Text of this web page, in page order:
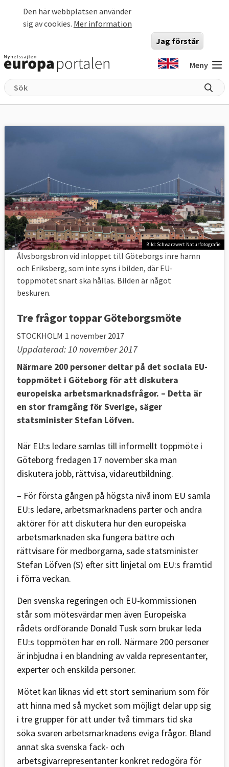
Den här webbplatsen använder
sig av cookies. Mer information
Jag förstår
Meny
Bild: Schwarzwert Naturfotografie
Älvsborgsbron vid inloppet till Göteborgs inre hamn
och Eriksberg, som inte syns i bilden, där EU-
toppmötet snart ska hållas. Bilden är något
beskuren.
Tre frågor toppar Göteborgsmöte
STOCKHOLM 1 november 2017
Uppdaterad: 10 november 2017
Närmare 200 personer deltar på det sociala EU-
toppmötet i Göteborg för att diskutera
europeiska arbetsmarknadsfrågor. – Detta är
en stor framgång för Sverige, säger
statsminister Stefan Löfven.
När EU:s ledare samlas till informellt toppmöte i
Göteborg fredagen 17 november ska man
diskutera jobb, rättvisa, vidareutbildning.
– För första gången på högsta nivå inom EU samla
EU:s ledare, arbetsmarknadens parter och andra
aktörer för att diskutera hur den europeiska
arbetsmarknaden ska fungera bättre och
rättvisare för medborgarna, sade statsminister
Stefan Löfven (S) efter sitt linjetal om EU:s framtid
i förra veckan.
Den svenska regeringen och EU-kommissionen
står som mötesvärdar men även Europeiska
rådets ordförande Donald Tusk som brukar leda
EU:s toppmöten har en roll. Närmare 200 personer
är inbjudna i en blandning av valda representanter,
experter och enskilda personer.
Mötet kan liknas vid ett stort seminarium som för
att hinna med så mycket som möjligt delar upp sig
i tre grupper för att under två timmars tid ska
söka svaren arbetsmarknadens eviga frågor. Bland
annat ska svenska fack- och
arbetsgivarrepresentanter konkret redogöra för